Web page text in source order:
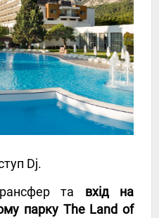
Dj.
та вхід на
парку The Land of